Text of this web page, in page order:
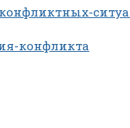
конфликта